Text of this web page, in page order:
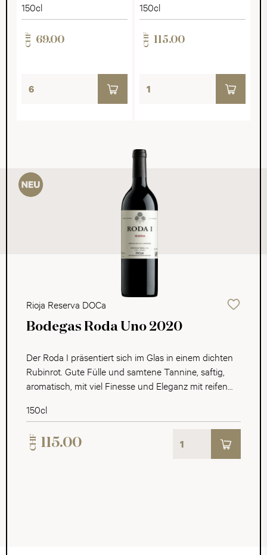
150cl
CHF 69.00
150cl
CHF 115.00
Rioja Reserva DOCa
Bodegas Roda Uno 2020
Der Roda I präsentiert sich im Glas in einem dichten
Rubinrot. Gute Fülle und samtene Tannine, saftig,
aromatisch, mit viel Finesse und Eleganz mit reifen
mit sehr langem und anhaltenedem Finale.
150cl
CHF 115.00